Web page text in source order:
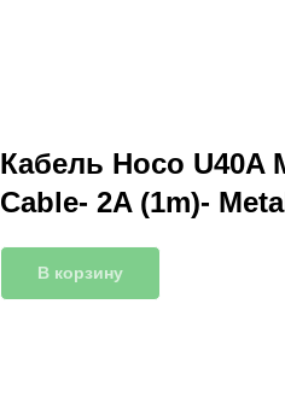
Кабель Hoco U40A
Cable- 2A (1m)-
В корзину